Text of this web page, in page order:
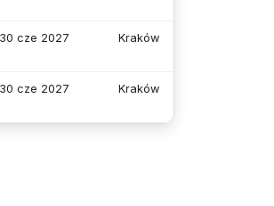
cze 2027 Kraków
cze 2027 Kraków